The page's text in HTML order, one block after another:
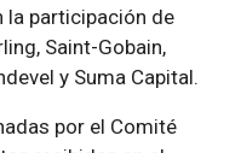
la participación de
Saint-Gobain,
y Suma Capital.
por el Comité